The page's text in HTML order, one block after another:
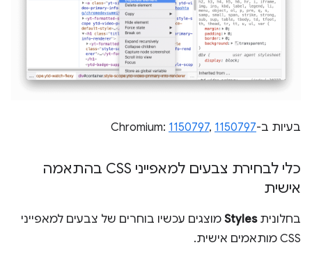
בעיות ב-Chromium: 1150797, 1150797
כלי לבחירת צבעים למאפייני CSS בהתאמה
אישית
בחלוניתStyles מוצגים עכשיו בוחרים של צבעים למאפייני
CSS מותאמים אישית.